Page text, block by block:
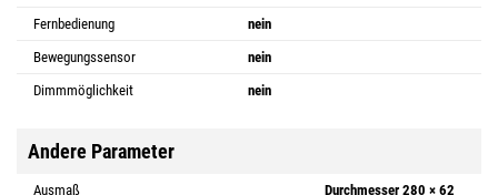
Fernbedienung
nein
Bewegungssensor
nein
Dimmmöglichkeit
nein
Andere Parameter
Ausmaß
Durchmesser 280 × 62